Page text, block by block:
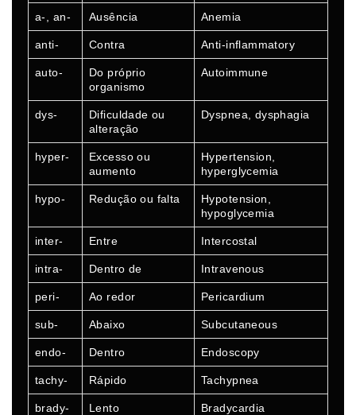
a-, an- Ausência Anemia
anti- Contra Anti-inflammatory
auto-
Do próprio
organismo
Autoimmune
dys-
Dificuldade ou
alteração
Dyspnea, dysphagia
hyper-
Excesso ou
aumento
Hypertension,
hyperglycemia
hypo- Redução ou falta
Hypotension,
hypoglycemia
inter- Entre Intercostal
intra- Dentro de Intravenous
peri- Ao redor Pericardium
sub- Abaixo Subcutaneous
endo- Dentro Endoscopy
tachy- Rápido Tachypnea
brady- Lento Bradycardia